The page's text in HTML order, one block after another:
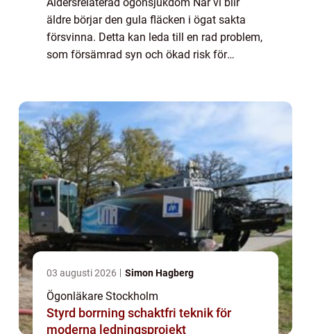
äldre börjar den gula fläcken i ögat sakta
försvinna. Detta kan leda till en rad problem,
som försämrad syn och ökad risk för
03 augusti 2026 Simon Hagberg
Ögonläkare Stockholm
Styrd borrning schaktfri teknik för
moderna ledningsprojekt